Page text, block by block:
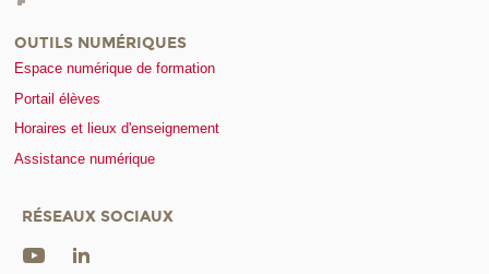
OUTILS NUMÉRIQUES
Espace numérique de formation
Portail élèves
Horaires et lieux d'enseignement
Assistance numérique
RÉSEAUX SOCIAUX